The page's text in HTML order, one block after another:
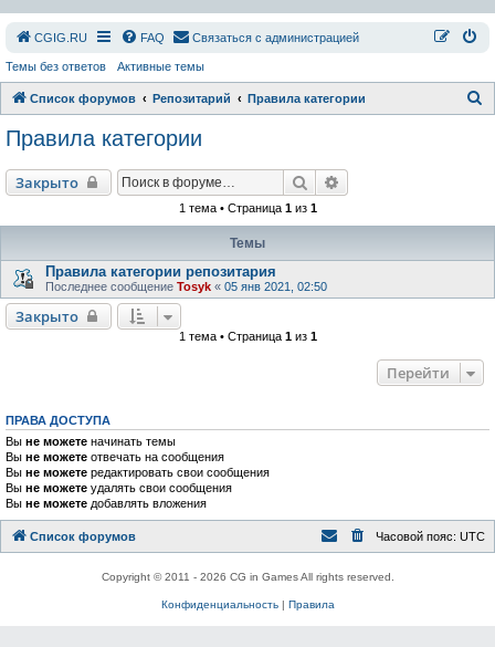
СGIG.RU FAQ Связаться с администрацией
Темы без ответов Активные темы
Список форумов Репозитарий Правила категории
Правила категории
Закрыто Поиск
1 тема • Страница 1из 1
Темы
Правила категории репозитария
Последнее сообщение Tosyk « 05 янв 2021, 02:50
Закрыто
1 тема • Страница 1из 1
Перейти
ПРАВА ДОСТУПА
Вы не можете начинать темы
Вы не можете отвечать на сообщения
Вы не можете редактировать свои сообщения
Вы не можете удалять свои сообщения
Вы не можете добавлять вложения
Список форумов Часовой пояс: UTC
Copyright © 2011 - 2026 CG in Games All rights reserved.
Конфиденциальность| Правила